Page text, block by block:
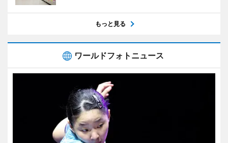
もっと見る
ワールドフォトニュース